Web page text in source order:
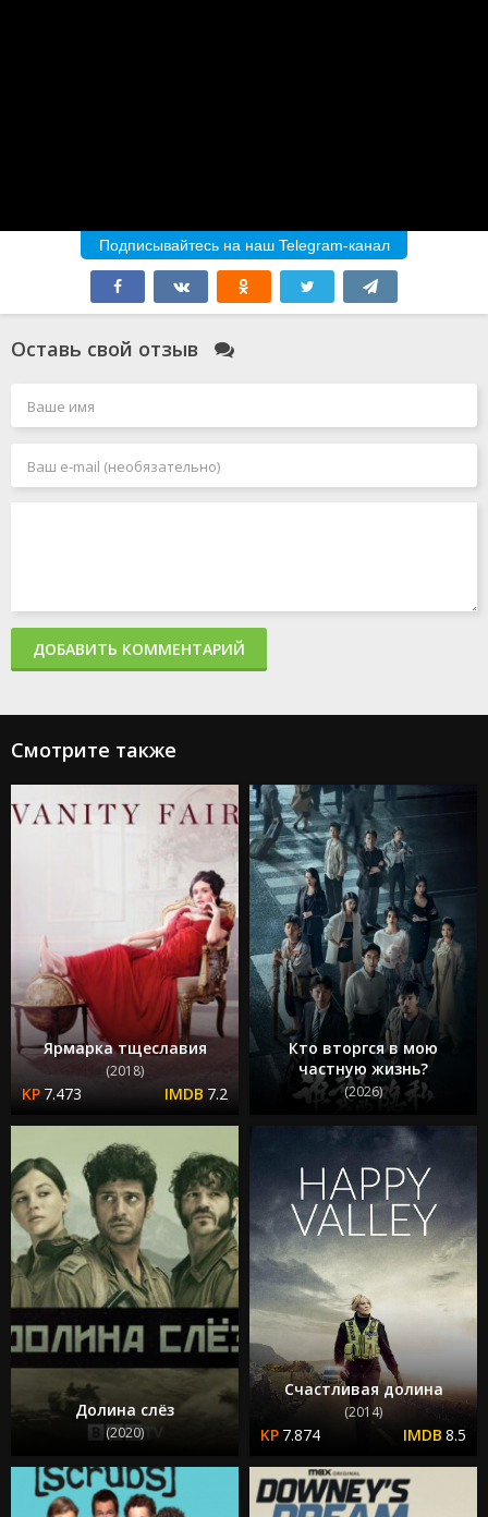
Подписывайтесь на наш Telegram-канал
Оставь свой отзыв
ДОБАВИТЬ КОММЕНТАРИЙ
Смотрите также
Ярмарка тщеславия
(2018)
7.473 7.2
Кто вторгся в мою
частную жизнь?
(2026)
Долина слёз
(2020)
Счастливая долина
(2014)
7.874 8.5